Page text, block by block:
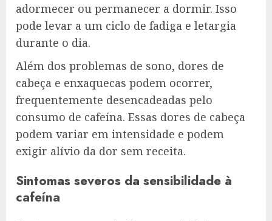
adormecer ou permanecer a dormir. Isso
pode levar a um ciclo de fadiga e letargia
durante o dia.
Além dos problemas de sono, dores de
cabeça e enxaquecas podem ocorrer,
frequentemente desencadeadas pelo
consumo de cafeína. Essas dores de cabeça
podem variar em intensidade e podem
exigir alívio da dor sem receita.
Sintomas severos da sensibilidade à
cafeína